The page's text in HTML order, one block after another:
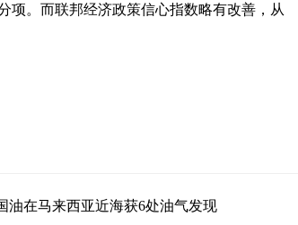
项。而联邦经济政策信心指数略有改善，从
油在马来西亚近海获6处油气发现